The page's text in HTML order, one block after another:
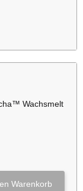
Wachsmelt
Warenkorb